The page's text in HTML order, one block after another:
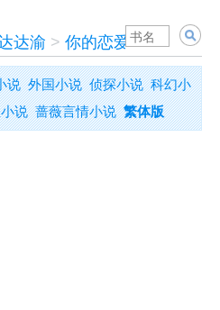
达渝 > 你的恋爱我做主
说 外国小说 侦探小说 科幻小
说 蔷薇言情小说 繁体版